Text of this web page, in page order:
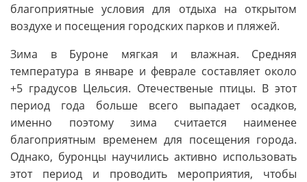
благоприятные условия для отдыха на открытом
воздухе и посещения городских парков и пляжей.
Зима в Буроне мягкая и влажная. Средняя
температура в январе и феврале составляет около
+5 градусов Цельсия. Отечественые птицы. В этот
период года больше всего выпадает осадков,
именно поэтому зима считается наименее
благоприятным временем для посещения города.
Однако, буронцы научились активно использовать
этот период и проводить мероприятия, чтобы